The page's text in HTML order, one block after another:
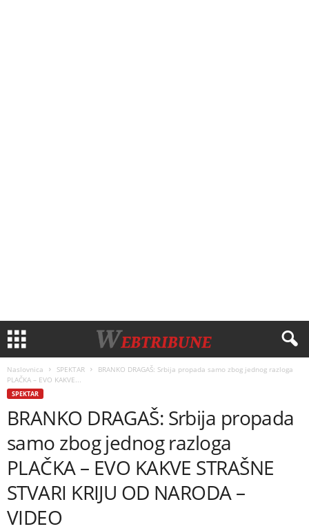
Naslovnica SPEKTAR
BRANKO DRAGAŠ: Srbija propada samo zbog jednog razloga
PLAČKA – EVO KAKVE...
SPEKTAR
BRANKO DRAGAŠ: Srbija propada
samo zbog jednog razloga
PLAČKA – EVO KAKVE STRAŠNE
STVARI KRIJU OD NARODA –
VIDEO